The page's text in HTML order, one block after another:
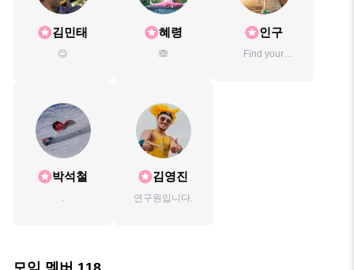
김민태
😊
혜령
🙈
인구
Find your
박석철
.
김영진
연구원입니다.